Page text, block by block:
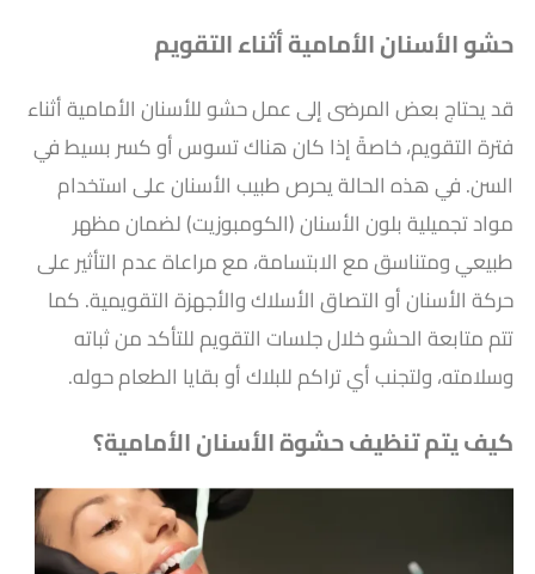
حشو الأسنان الأمامية أثناء التقويم
قد يحتاج بعض المرضى إلى عمل حشو للأسنان الأمامية أثناء
فترة التقويم، خاصةً إذا كان هناك تسوس أو كسر بسيط في
السن. في هذه الحالة يحرص طبيب الأسنان على استخدام
مواد تجميلية بلون الأسنان (الكومبوزيت) لضمان مظهر
طبيعي ومتناسق مع الابتسامة، مع مراعاة عدم التأثير على
حركة الأسنان أو التصاق الأسلاك والأجهزة التقويمية. كما
تتم متابعة الحشو خلال جلسات التقويم للتأكد من ثباته
وسلامته، ولتجنب أي تراكم للبلاك أو بقايا الطعام حوله.
كيف يتم تنظيف حشوة الأسنان الأمامية؟